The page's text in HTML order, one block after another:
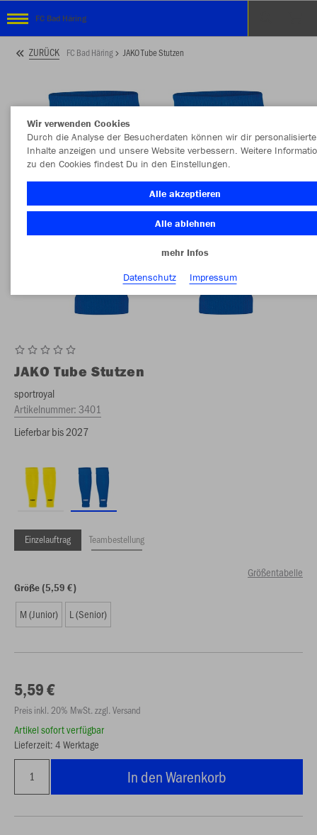
FC Bad Häring
ZURÜCK FC Bad Häring JAKO Tube Stutzen
JAKO Tube Stutzen
sportroyal
Artikelnummer:3401
Lieferbar bis 2027
Einzelauftrag Teambestellung
Größentabelle
Größe (5,59 €)
M (Junior) L (Senior)
5,59 €
Preis inkl. 20% MwSt. zzgl. Versand
Artikel sofort verfügbar
Lieferzeit: 4 Werktage
In den Warenkorb
Wir verwenden Cookies
Durch die Analyse der Besucherdaten können wir dir personalisierte
Inhalte anzeigen und unsere Website verbessern. Weitere
zu den Cookies findest Du in den Einstellungen.
Alle akzeptieren
Alle ablehnen
mehr Infos
Datenschutz
Impressum